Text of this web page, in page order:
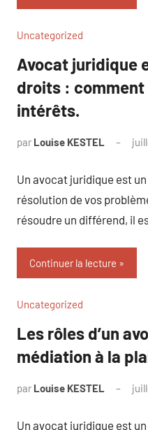
Uncategorized
Avocat juridique
droits :
intérêts.
par Louise KESTEL
Un avocat juridique est
résolution de vos
résoudre un différend, il
Continuer la lecture
Uncategorized
Les rôles d’un
médiation à la
par Louise KESTEL
Un avocat juridique est